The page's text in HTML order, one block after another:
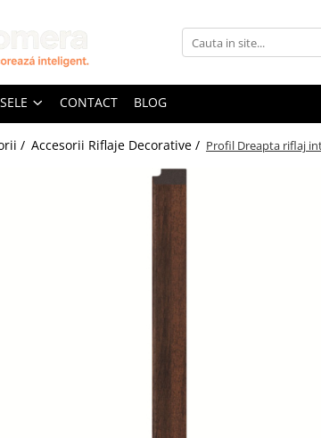
CONTACT BLOG
/ Accesorii Riflaje Decorative / Profil Dreapta riflaj